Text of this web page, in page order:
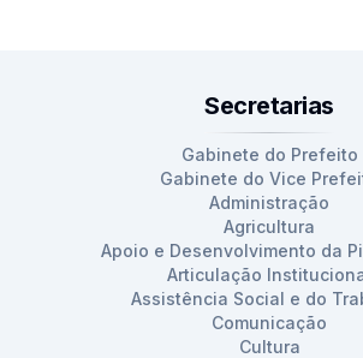
Secretarias
Gabinete do Prefeito
Gabinete do Vice
Administração
Agricultura
Apoio e Desenvolvimento da
Articulação
Assistência Social e do
Comunicação
Cultura